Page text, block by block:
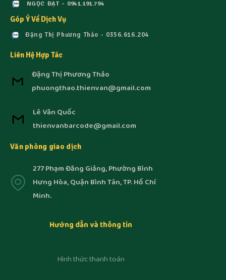
NGỌC ĐẠT - 0941.191.794
Góp Ý Về Dịch Vụ
Đặng Thị Phương Thảo - 0356.616.204
Liên Hệ Hợp Tác
Đặng Thị Phương Thảo
phuongthao.thienvan@gmail.com
Lê Văn Quốc
thienvanbarcode@gmail.com
Văn phòng giao dịch
277 Phạm Đăng Giảng, Phường Bình
Hưng Hòa, Quận Bình Tân, TP. Hồ Chí
Minh.
Hướng dẫn và thông tin
Hình thức thanh toán